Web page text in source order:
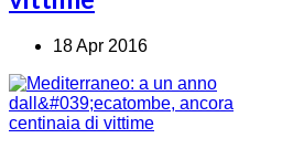
18 Apr 2016